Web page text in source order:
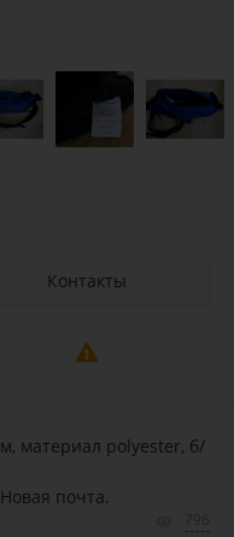
Контакты
материал polyester, б/
почта.